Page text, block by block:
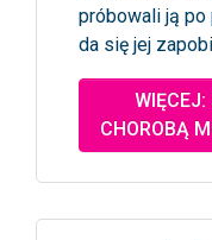
próbowali ją
da się jej
WIĘCEJ:
CHOROBĄ